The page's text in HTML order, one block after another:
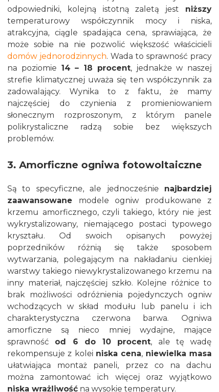
odpowiedniki, kolejną istotną zaletą jest niższy
temperaturowy współczynnik mocy i niska,
atrakcyjna, ciągle spadająca cena, sprawiająca, że
może sobie na nie pozwolić większość właścicieli
domów jednorodzinnych. Wada to sprawność pracy
na poziomie 14 – 18 procent, jednakże w naszej
strefie klimatycznej uważa się ten współczynnik za
zadowalający. Wynika to z faktu, że mamy
najczęściej do czynienia z promieniowaniem
słonecznym rozproszonym, z którym panele
polikrystaliczne radzą sobie bez większych
problemów.
3. Amorficzne ogniwa fotowoltaiczne
Są to specyficzne, ale jednocześnie najbardziej
zaawansowane modele ogniw produkowane z
krzemu amorficznego, czyli takiego, który nie jest
wykrystalizowany, niemającego postaci typowego
kryształu. Od swoich opisanych powyżej
poprzedników różnią się także sposobem
wytwarzania, polegającym na nakładaniu cienkiej
warstwy takiego niewykrystalizowanego krzemu na
inny materiał, najczęściej szkło. Kolejne różnice to
brak możliwości odróżnienia pojedynczych ogniw
wchodzących w skład modułu lub panelu i ich
charakterystyczna czerwona barwa. Ogniwa
amorficzne są nieco mniej wydajne, mające
sprawność od 6 do 10 procent, ale tę wadę
rekompensuje z kolei niska cena, niewielka masa
ułatwiająca montaż paneli, przez co na dachu
można zamontować ich więcej oraz wyjątkowo
niska wrażliwość na wysokie temperatury.